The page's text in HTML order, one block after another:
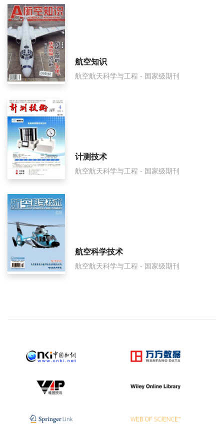
航空知识
航空航天科学与工程 - 国家级期刊
计测技术
航空航天科学与工程 - 国家级期刊
航空科学技术
航空航天科学与工程 - 国家级期刊